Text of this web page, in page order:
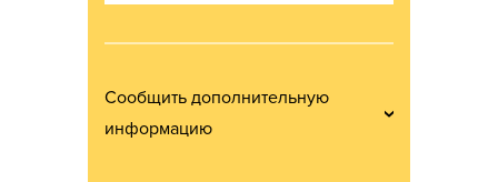
Сообщить дополнительную
информацию